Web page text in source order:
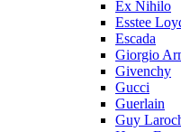
Ex Nihilo
Esstee
Escada
Giorgio
Givenchy
Gucci
Guerlain
Guy